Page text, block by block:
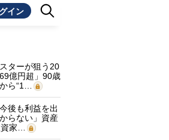
イン
ターが狙う20
億円超」90歳
ら“1…
後も利益を出
らない」資産
家…